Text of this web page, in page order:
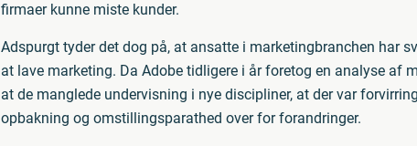
firmaer kunne miste kunder.
Adspurgt tyder det dog på, at ansatte i marketingbranchen har
at lave marketing. Da Adobe tidligere i år foretog en analyse af
at de manglede undervisning i nye discipliner, at der var
opbakning og omstillingsparathed over for forandringer.